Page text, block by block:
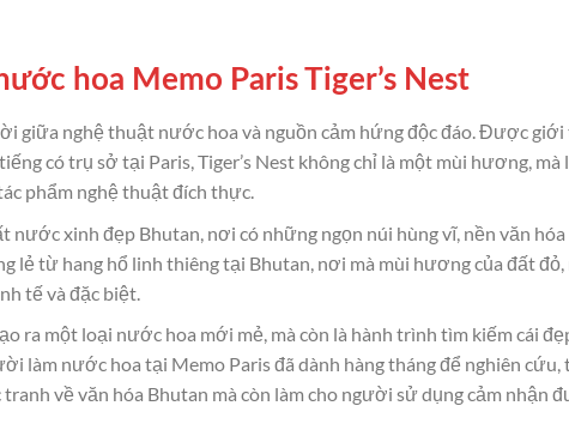
hoa Memo Paris Tiger’s Nest
giữa nghệ thuật nước hoa và nguồn cảm hứng độc đáo. Được
có trụ sở tại Paris, Tiger’s Nest không chỉ là một mùi hương, mà
phẩm nghệ thuật đích thực.
nước xinh đẹp Bhutan, nơi có những ngọn núi hùng vĩ, nền văn
lẻ từ hang hổ linh thiêng tại Bhutan, nơi mà mùi hương của đất đỏ,
tế và đặc biệt.
ra một loại nước hoa mới mẻ, mà còn là hành trình tìm kiếm cái
làm nước hoa tại Memo Paris đã dành hàng tháng để nghiên cứu,
về văn hóa Bhutan mà còn làm cho người sử dụng cảm nhận